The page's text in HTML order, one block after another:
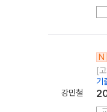
강민철
N
[
기